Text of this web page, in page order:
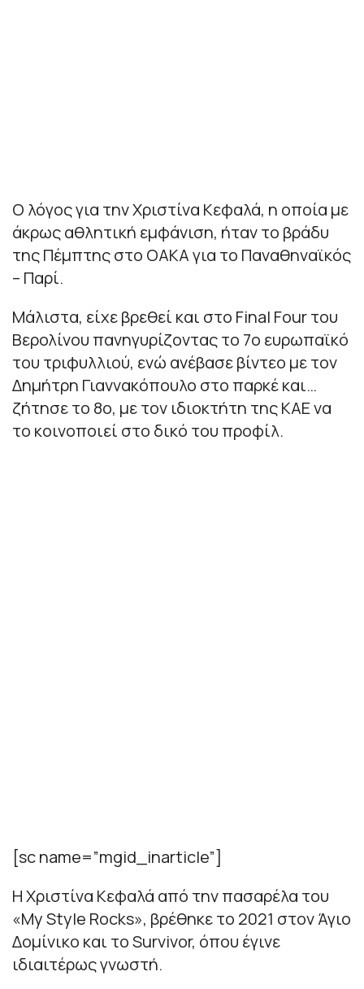
Ο λόγος για την Χριστίνα Κεφαλά, η οποία με
άκρως αθλητική εμφάνιση, ήταν το βράδυ
της Πέμπτης στο ΟΑΚΑ για το Παναθηναϊκός
– Παρί.
Μάλιστα, είχε βρεθεί και στο Final Four του
Βερολίνου πανηγυρίζοντας το 7ο ευρωπαϊκό
του τριφυλλιού, ενώ ανέβασε βίντεο με τον
Δημήτρη Γιαννακόπουλο στο παρκέ και…
ζήτησε το 8ο, με τον ιδιοκτήτη της ΚΑΕ να
το κοινοποιεί στο δικό του προφίλ.
[sc name=”mgid_inarticle”]
Η Χριστίνα Κεφαλά από την πασαρέλα του
«My Style Rocks», βρέθηκε το 2021 στον Άγιο
Δομίνικο και το Survivor, όπου έγινε
ιδιαιτέρως γνωστή.